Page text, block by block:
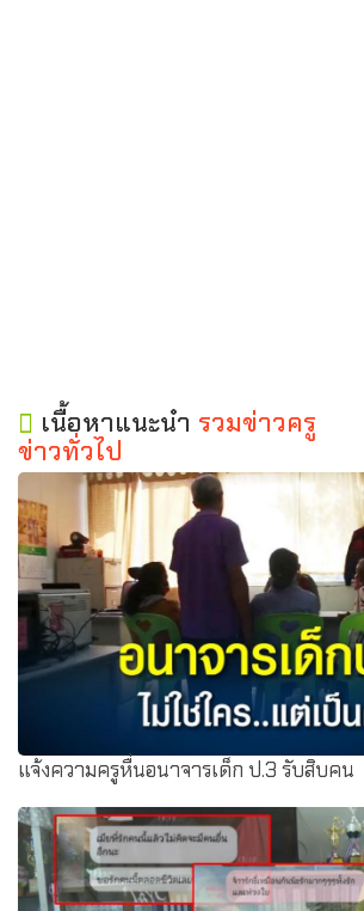
เนื้อหาแนะนำ รวมข่าวครู
ข่าวทั่วไป
แจ้งความครูหื่นอนาจารเด็ก ป.3 รับสิบคน